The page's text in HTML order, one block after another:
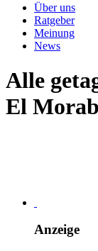
Über uns
Ratgeber
Meinung
News
Alle
El
Anzeige